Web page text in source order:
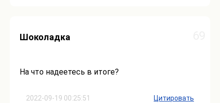
2022-09-19 00:25:51
Шоколадка
На что надеетесь в итоге?
Цитировать